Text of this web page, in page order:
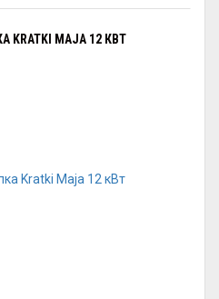
MAJA 12 КВТ